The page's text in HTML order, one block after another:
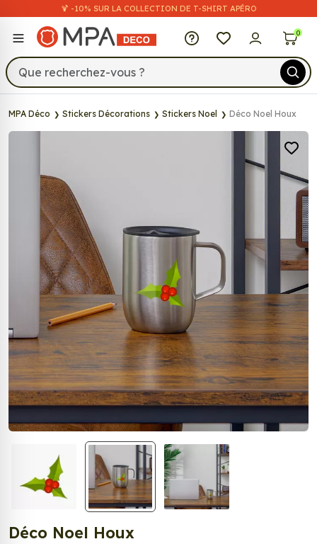
🍹 -10% SUR LA COLLECTION DE T-SHIRT APÉRO
MPA Déco 0
MPA Déco Stickers Décorations Stickers Noel Déco Noel Houx
Déco Noel Houx